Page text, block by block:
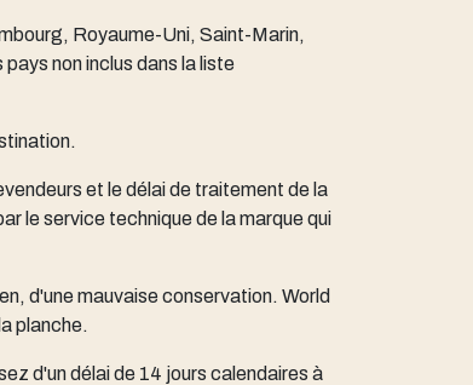
Royaume-Uni, Saint-Marin,
non inclus dans la liste
et le délai de traitement de la
le service technique de la marque qui
d'une mauvaise conservation. World
planche.
d'un délai de 14 jours calendaires à